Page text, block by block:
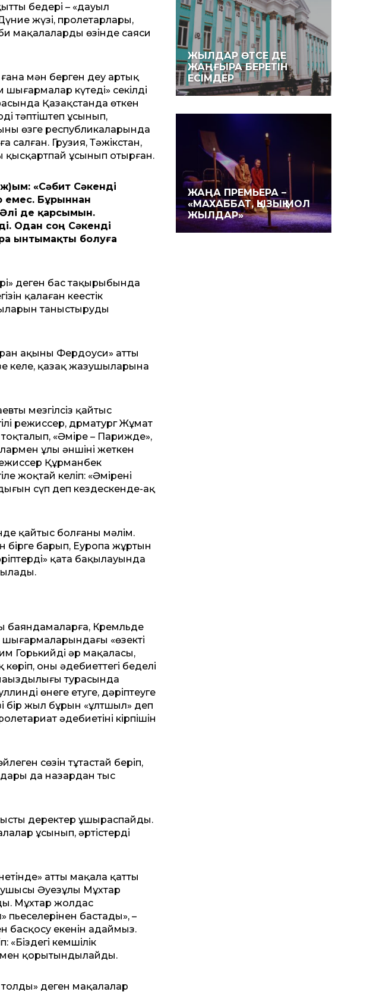
бедері – «дауыл
жүзі, пролетарлары,
мақалалардың өзінде саяси
мән берген деу артық
күтеді» секілді
Қазақстанда өткен
тәптіштеп ұсынып,
өзге республикаларында
салған. Грузия, Тәжікстан,
қысқартпай ұсынып отырған.
«Сәбит Сәкенді
емес. Бұрыннан
де қарсымын.
Одан соң Сәкенді
ынтымақты болуға
деген бас тақырыбында
қалаған кеңестік
таныстыруды
ақыны Фердоуси» атты
келе, қазақ жазушыларына
мезгілсіз қайтыс
режиссер, дрматург Жұмат
«Әміре – Парижде»,
ұлы әншінің жеткен
Құрманбек
жоқтай келіп: «Әміренің
сүп деп кездескенде-ақ
қайтыс болғаны мәлім.
барып, Еуропа жұртын
қатаң бақылауында
баяндамаларға, Кремльде
шығармаларындағы «өзекті
Горькийдің әр мақаласы,
оның әдебиеттегі беделі
турасында
өнеге етуге, дәріп­теуге
бір жыл бұрын «ұлтшыл» деп
әдебие­тінің кірпі­шін
сөзін тұтастай беріп,
да назардан тыс
деректер ұшыраспайды.
ұсынып, әртістерді
атты мақала қатты
Әуезұлы Мұхтар
Мұхтар жолдас
пьеселерінен бастады», –
басқосу екенін аңдаймыз.
кемшілік
қорытындылайды.
толды» деген мақалалар
ЖЫЛДАР ӨТСЕ ДЕ
ЖАҢҒЫРА БЕРЕТІН
ЕСІМДЕР
ЖАҢА ПРЕМЬЕРА –
«МАХАББАТ, ҚЫЗЫҚ МОЛ
ЖЫЛДАР»